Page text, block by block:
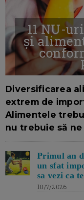
11 NU-
și
Diversificarea
extrem de
Alimentele
nu trebuie să ne
Primul an
un sfat
sa vezi ca
10/7/2026